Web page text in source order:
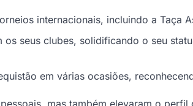
internacionais, incluindo a Taça
seus clubes, solidificando o seu
em várias ocasiões,